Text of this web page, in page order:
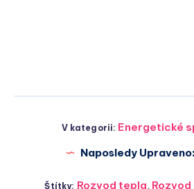
V kategorii: Energetické
Naposledy Upraveno:
Štítky: Rozvod tepla,